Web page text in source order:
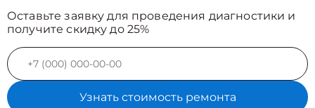
Оставьте заявку для проведения диагностики и
получите скидку до 25%
Узнать стоимость ремонта